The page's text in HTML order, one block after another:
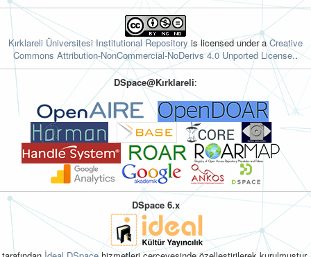
Kırklareli Üniversitesi Institutional Repository is licensed under aCreative
Commons Attribution-NonCommercial-NoDerivs 4.0 Unported License..
DSpace@Kırklareli:
DSpace 6.x